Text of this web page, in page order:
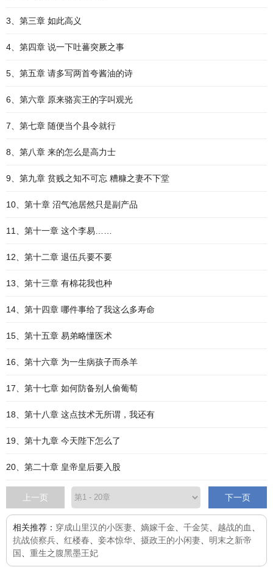
3、第三章 如此高义
4、第四章 说一下吐蕃突厥之事
5、第五章 请多写两首夸酱油的诗
6、第六章 原来骆宾王的字叫观光
7、第七章 随便当个县令就行
8、第八章 来的怎么是高力士
9、第九章 贫贱之知不可忘 糟糠之妻不下堂
10、第十章 沼气池居然只是副产品
11、第十一章 这个李易……
12、第十二章 退伍兵要不要
13、第十三章 有棉花我也种
14、第十四章 哪件事给了我这么多寿命
15、第十五章 易弟略懂医术
16、第十六章 为一生病孩子而杀羊
17、第十七章 如何防备别人偷葡萄
18、第十八章 这点技术无所谓，我还有
19、第十九章 今天陛下怎么了
20、第二十章 皇帝皇后要入股
上一页 下一页
相关推荐： 穿成山里汉的小医妻 嫡嫁千金 千金笑 越战的血
抗战侦察兵
红楼春 妾本惊华 摄政王的小闲妻
明末之新帝
国
重生之腹黑墨王妃